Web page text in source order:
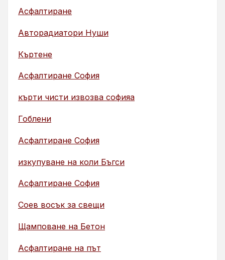
Асфалтиране
Авторадиатори Нуши
Къртене
Асфалтиране София
кърти чисти извозва софияа
Гоблени
Асфалтиране София
изкупуване на коли Бъгси
Асфалтиране София
Соев восък за свещи
Щамповане на Бетон
Асфалтиране на път